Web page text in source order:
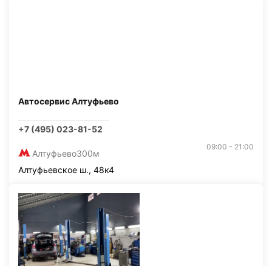
Автосервис Алтуфьево
+7 (495) 023-81-52
Алтуфьево300м
09:00 - 21:00
Алтуфьевское ш., 48к4